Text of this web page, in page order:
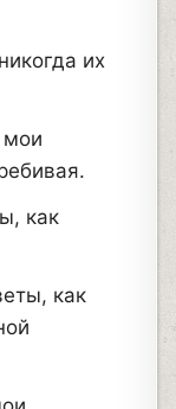
их
мои
как
как